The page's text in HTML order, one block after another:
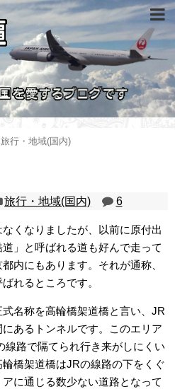
旅行・地域(国内)
旅行・地域(国内) 6
くなりましたが、以前に原付出
」と呼ばれる道も好んで走って
内にもあります。それが通称、
れるところです。
式名称を高輪橋架道橋と言い、JR
あるトンネルです。このエリア
線路で隔てられ行き来がしにくい
橋架道橋はJRの線路の下をくぐ
に通じる数少ない道路となって